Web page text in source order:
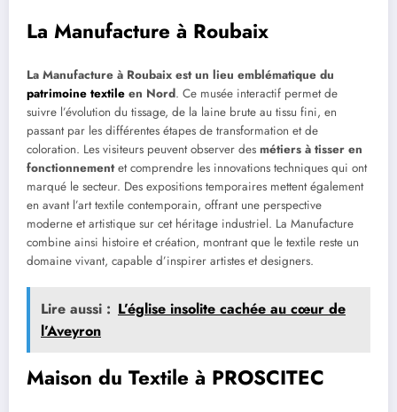
La Manufacture à Roubaix
La Manufacture à Roubaix est un lieu emblématique du
patrimoine textile en Nord. Ce musée interactif permet de
suivre l’évolution du tissage, de la laine brute au tissu fini, en
passant par les différentes étapes de transformation et de
coloration. Les visiteurs peuvent observer des métiers à tisser en
fonctionnementet comprendre les innovations techniques qui ont
marqué le secteur. Des expositions temporaires mettent également
en avant l’art textile contemporain, offrant une perspective
moderne et artistique sur cet héritage industriel. La Manufacture
combine ainsi histoire et création, montrant que le textile reste un
domaine vivant, capable d’inspirer artistes et designers.
Lire aussi : L’église insolite cachée au cœur de
l’Aveyron
Maison du Textile à PROSCITEC